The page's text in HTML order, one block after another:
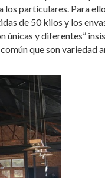
particulares. Para
de 50 kilos y los
únicas y diferentes”
que son variedad